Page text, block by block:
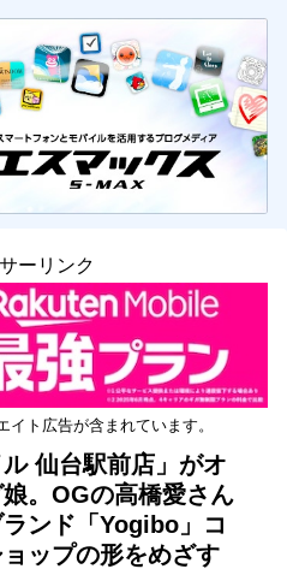
ーリンク
ト広告が含まれています。
仙台駅前店」がオ
。OGの高橋愛さん
ンド「Yogibo」コ
ップの形をめざす